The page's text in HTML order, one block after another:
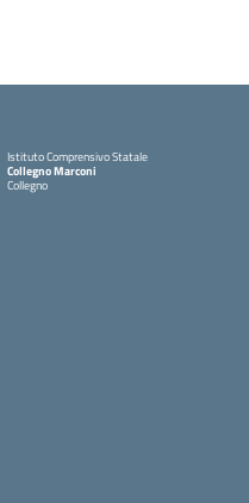
Istituto Comprensivo Statale
Collegno Marconi
Collegno